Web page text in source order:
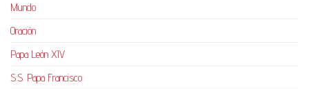
Mundo
Oración
Papa León XIV
S.S. Papa Francisco